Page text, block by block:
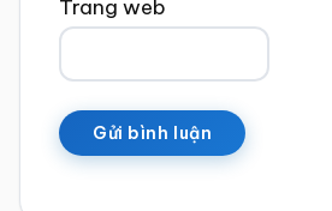
Trang web